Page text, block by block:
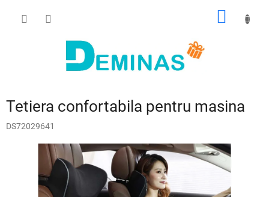
COŞ
Tetiera confortabila pentru masina
DS72029641